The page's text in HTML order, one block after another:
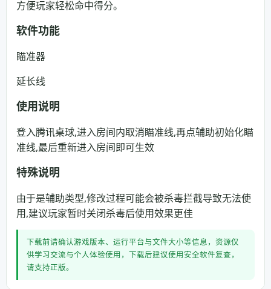
方便玩家轻松命中得分。
软件功能
瞄准器
延长线
使用说明
登入腾讯桌球,进入房间内取消瞄准线,再点辅助初始化瞄
准线,最后重新进入房间即可生效
特殊说明
由于是辅助类型,修改过程可能会被杀毒拦截导致无法使
用,建议玩家暂时关闭杀毒后使用效果更佳
下载前请确认游戏版本、运行平台与文件大小等信息，资源仅
供学习交流与个人体验使用，下载后建议使用安全软件复查，
请支持正版。